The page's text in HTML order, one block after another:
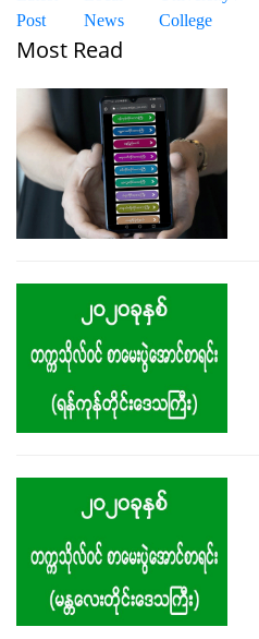
Post
News
College
Most Read